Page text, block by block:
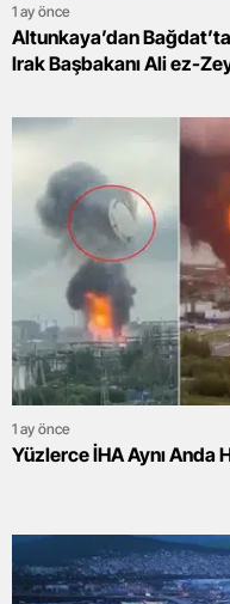
1 ay önce
Altunkaya’dan
Irak Başbakanı Ali ez-
1 ay önce
Yüzlerce İHA Aynı Anda